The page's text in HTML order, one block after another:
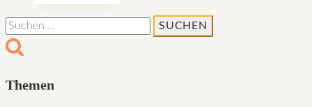
so
wie
Suchen
nach:
Themen